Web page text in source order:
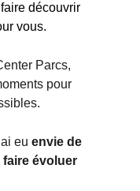
découvrir
vous.
Parcs,
pour
eu envie de
faire évoluer